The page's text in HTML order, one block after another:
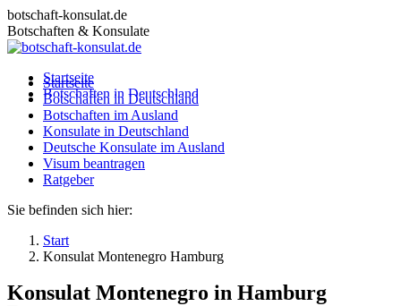
Zum
Inhalt
springen
botschaft-konsulat.de
Botschaften & Konsulate
Startseite
Botschaften in Deutschland
Botschaften im Ausland
Konsulate in Deutschland
Deutsche Konsulate im Ausland
Visum beantragen
Ratgeber
Startseite
Botschaften in Deutschland
Botschaften im Ausland
Konsulate in Deutschland
Deutsche Konsulate im Ausland
Visum beantragen
Ratgeber
Sie befinden sich hier:
Start
Konsulat Montenegro Hamburg
Konsulat Montenegro in Hamburg